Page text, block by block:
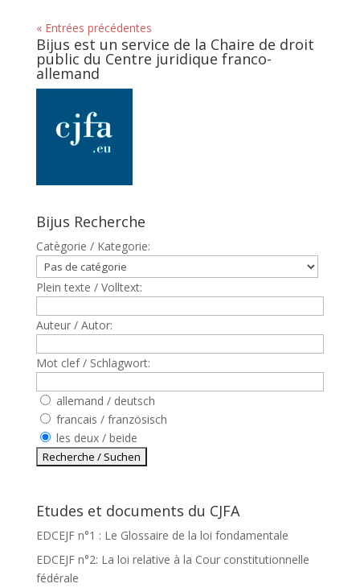
« Entrées précédentes
Bijus est un service de la Chaire de droit
public du Centre juridique franco-
allemand
Bijus Recherche
Catègorie / Kategorie:
Plein texte / Volltext:
Auteur / Autor:
Mot clef / Schlagwort:
allemand / deutsch
francais / französisch
les deux / beide
Etudes et documents du CJFA
EDCEJF n°1 : Le Glossaire de la loi fondamentale
EDCEJF n°2: La loi relative à la Cour constitutionnelle
fédérale